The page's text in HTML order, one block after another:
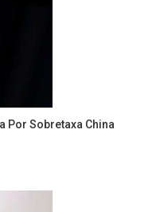
Por Sobretaxa China